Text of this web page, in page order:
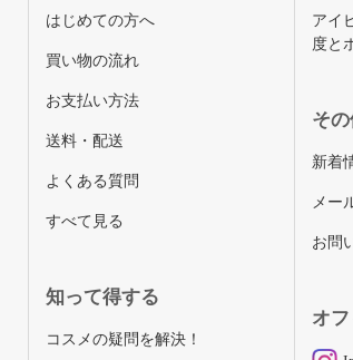
はじめての方へ
買い物の流れ
お支払い方法
送料・配送
よくある質問
すべて見る
知って得する
コスメの疑問を解決！
アイ
度と
そ
新着
メー
お問
オ